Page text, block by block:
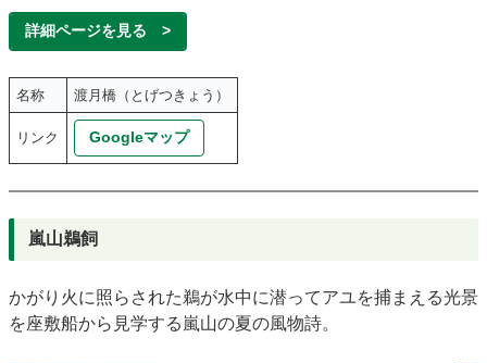
詳細ページを見る >
名称 渡月橋（とげつきょう）
リンク Googleマップ
嵐山鵜飼
かがり火に照らされた鵜が水中に潜ってアユを捕まえる光景
を座敷船から見学する嵐山の夏の風物詩。